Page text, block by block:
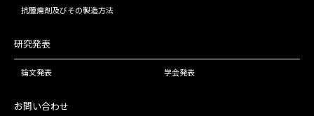
抗腫瘍剤及びその製造方法
研究発表
論文発表 学会発表
お問い合わせ